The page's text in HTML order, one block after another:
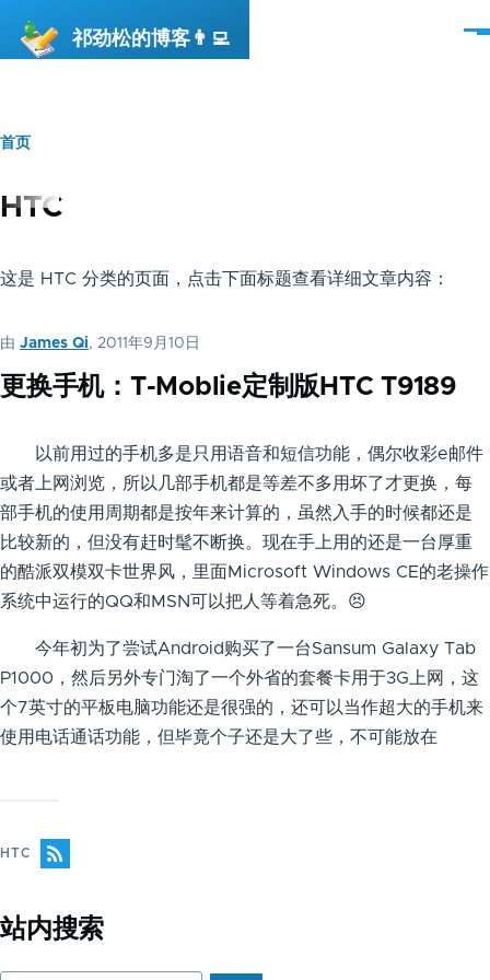
祁劲松的博客👨‍💻
菜
面
包
首页
HTC
这是 HTC 分类的页面，点击下面标题查看详细文章内容：
由 James Qi, 2011年9月10日
更换手机：T-Moblie定制版HTC T9189
以前用过的手机多是只用语音和短信功能，偶尔收彩e邮件
或者上网浏览，所以几部手机都是等差不多用坏了才更换，每
部手机的使用周期都是按年来计算的，虽然入手的时候都还是
比较新的，但没有赶时髦不断换。现在手上用的还是一台厚重
的酷派双模双卡世界风，里面Microsoft Windows CE的老操作
系统中运行的QQ和MSN可以把人等着急死。😣
今年初为了尝试Android购买了一台Sansum Galaxy Tab
P1000，然后另外专门淘了一个外省的套餐卡用于3G上网，这
个7英寸的平板电脑功能还是很强的，还可以当作超大的手机来
使用电话通话功能，但毕竟个子还是大了些，不可能放在
HTC
站内搜索